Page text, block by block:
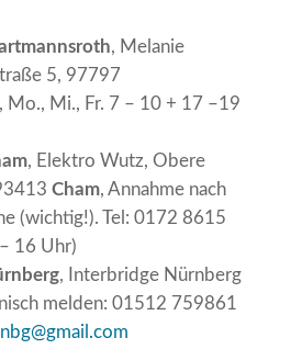
, Melanie
5, 97797
, Mo., Mi., Fr. 7 – 10 + 17 –19
, Elektro Wutz, Obere
Cham, Annahme nach
(wichtig!). Tel: 0172 8615
16 Uhr)
, Interbridge Nürnberg
melden: 01512 759861